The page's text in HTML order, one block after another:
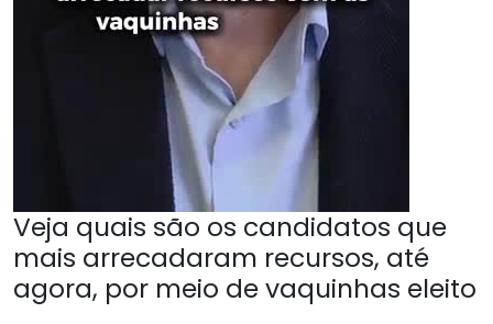
Veja quais são os candidatos que
mais arrecadaram recursos, até
agora, por meio de vaquinhas eleito